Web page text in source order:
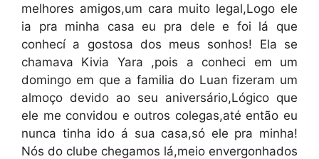
melhores amigos,um cara muito legal,Logo ele
ia pra minha casa eu pra dele e foi lá que
conhecí a gostosa dos meus sonhos! Ela se
chamava Kivia Yara ,pois a conheci em um
domingo em que a familia do Luan fizeram um
almoço devido ao seu aniversário,Lógico que
ele me convidou e outros colegas,até então eu
nunca tinha ido á sua casa,só ele pra minha!
Nós do clube chegamos lá,meio envergonhados